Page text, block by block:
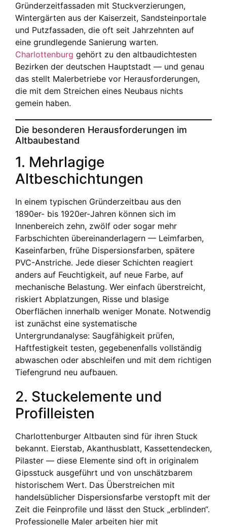
Gründerzeitfassaden mit Stuckverzierungen,
Wintergärten aus der Kaiserzeit, Sandsteinportale
und Putzfassaden, die oft seit Jahrzehnten auf
eine grundlegende Sanierung warten.
Charlottenburg gehört zu den altbaudichtesten
Bezirken der deutschen Hauptstadt — und genau
das stellt Malerbetriebe vor Herausforderungen,
die mit dem Streichen eines Neubaus nichts
gemein haben.
Die besonderen Herausforderungen im
Altbaubestand
1. Mehrlagige
Altbeschichtungen
In einem typischen Gründerzeitbau aus den
1890er- bis 1920er-Jahren können sich im
Innenbereich zehn, zwölf oder sogar mehr
Farbschichten übereinanderlagern — Leimfarben,
Kaseinfarben, frühe Dispersionsfarben, spätere
PVC-Anstriche. Jede dieser Schichten reagiert
anders auf Feuchtigkeit, auf neue Farbe, auf
mechanische Belastung. Wer einfach überstreicht,
riskiert Abplatzungen, Risse und blasige
Oberflächen innerhalb weniger Monate. Notwendig
ist zunächst eine systematische
Untergrundanalyse: Saugfähigkeit prüfen,
Haftfestigkeit testen, gegebenenfalls vollständig
abwaschen oder abschleifen und mit dem richtigen
Tiefengrund neu aufbauen.
2. Stuckelemente und
Profilleisten
Charlottenburger Altbauten sind für ihren Stuck
bekannt. Eierstab, Akanthusblatt, Kassetten­decken,
Pilaster — diese Elemente sind oft in originalem
Gipsstuck ausgeführt und von unschätzbarem
historischem Wert. Das Überstreichen mit
handelsüblicher Dispersionsfarbe verstopft mit der
Zeit die Feinprofile und lässt den Stuck „erblinden“.
Professionelle Maler arbeiten hier mit